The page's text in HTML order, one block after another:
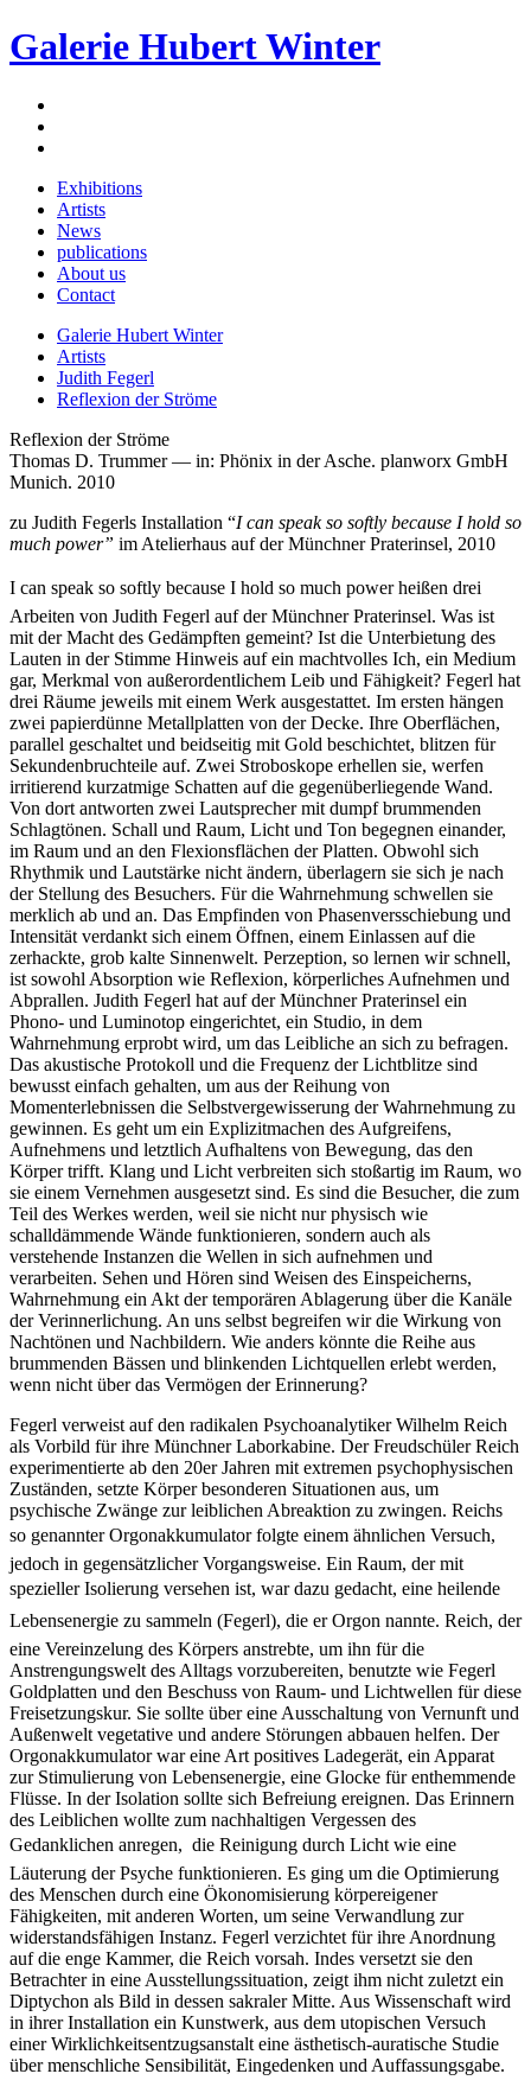
Galerie Hubert Winter
Exhibitions
Artists
News
publications
About us
Contact
Galerie Hubert Winter
Artists
Judith Fegerl
Reflexion der Ströme
Reflexion der Ströme
Thomas D. Trummer — in: Phönix in der Asche. planworx GmbH
Munich. 2010
zu Judith Fegerls Installation “I can speak so softly because I hold so
much power” im Atelierhaus auf der Münchner Praterinsel, 2010
I can speak so softly because I hold so much power heißen drei
Arbeiten von Judith Fegerl auf der Münchner Praterinsel. Was ist
mit der Macht des Gedämpften gemeint? Ist die Unterbietung des
Lauten in der Stimme Hinweis auf ein machtvolles Ich, ein Medium
gar, Merkmal von außerordentlichem Leib und Fähigkeit? Fegerl hat
drei Räume jeweils mit einem Werk ausgestattet. Im ersten hängen
zwei papierdünne Metallplatten von der Decke. Ihre Oberflächen,
parallel geschaltet und beidseitig mit Gold beschichtet, blitzen für
Sekundenbruchteile auf. Zwei Stroboskope erhellen sie, werfen
irritierend kurzatmige Schatten auf die gegenüberliegende Wand.
Von dort antworten zwei Lautsprecher mit dumpf brummenden
Schlagtönen. Schall und Raum, Licht und Ton begegnen einander,
im Raum und an den Flexionsflächen der Platten. Obwohl sich
Rhythmik und Lautstärke nicht ändern, überlagern sie sich je nach
der Stellung des Besuchers. Für die Wahrnehmung schwellen sie
merklich ab und an. Das Empfinden von Phasenversschiebung und
Intensität verdankt sich einem Öffnen, einem Einlassen auf die
zerhackte, grob kalte Sinnenwelt. Perzeption, so lernen wir schnell,
ist sowohl Absorption wie Reflexion, körperliches Aufnehmen und
Abprallen. Judith Fegerl hat auf der Münchner Praterinsel ein
Phono- und Luminotop eingerichtet, ein Studio, in dem
Wahrnehmung erprobt wird, um das Leibliche an sich zu befragen.
Das akustische Protokoll und die Frequenz der Lichtblitze sind
bewusst einfach gehalten, um aus der Reihung von
Momenterlebnissen die Selbstvergewisserung der Wahrnehmung zu
gewinnen. Es geht um ein Explizitmachen des Aufgreifens,
Aufnehmens und letztlich Aufhaltens von Bewegung, das den
Körper trifft. Klang und Licht verbreiten sich stoßartig im Raum, wo
sie einem Vernehmen ausgesetzt sind. Es sind die Besucher, die zum
Teil des Werkes werden, weil sie nicht nur physisch wie
schalldämmende Wände funktionieren, sondern auch als
verstehende Instanzen die Wellen in sich aufnehmen und
verarbeiten. Sehen und Hören sind Weisen des Einspeicherns,
Wahrnehmung ein Akt der temporären Ablagerung über die Kanäle
der Verinnerlichung. An uns selbst begreifen wir die Wirkung von
Nachtönen und Nachbildern. Wie anders könnte die Reihe aus
brummenden Bässen und blinkenden Lichtquellen erlebt werden,
wenn nicht über das Vermögen der Erinnerung?
Fegerl verweist auf den radikalen Psychoanalytiker Wilhelm Reich
als Vorbild für ihre Münchner Laborkabine. Der Freudschüler Reich
experimentierte ab den 20er Jahren mit extremen psychophysischen
Zuständen, setzte Körper besonderen Situationen aus, um
psychische Zwänge zur leiblichen Abreaktion zu zwingen. Reichs
so genannter Orgonakkumulator folgte einem ähnlichen Versuch,
jedoch in gegensätzlicher Vorgangsweise. Ein Raum, der mit
spezieller Isolierung versehen ist, war dazu gedacht, eine heilende
Lebensenergie zu sammeln (Fegerl), die er Orgon nannte. Reich, der
eine Vereinzelung des Körpers anstrebte, um ihn für die
Anstrengungswelt des Alltags vorzubereiten, benutzte wie Fegerl
Goldplatten und den Beschuss von Raum- und Lichtwellen für diese
Freisetzungskur. Sie sollte über eine Ausschaltung von Vernunft und
Außenwelt vegetative und andere Störungen abbauen helfen. Der
Orgonakkumulator war eine Art positives Ladegerät, ein Apparat
zur Stimulierung von Lebensenergie, eine Glocke für enthemmende
Flüsse. In der Isolation sollte sich Befreiung ereignen. Das Erinnern
des Leiblichen wollte zum nachhaltigen Vergessen des
Gedanklichen anregen,  die Reinigung durch Licht wie eine
Läuterung der Psyche funktionieren. Es ging um die Optimierung
des Menschen durch eine Ökonomisierung körpereigener
Fähigkeiten, mit anderen Worten, um seine Verwandlung zur
widerstandsfähigen Instanz. Fegerl verzichtet für ihre Anordnung
auf die enge Kammer, die Reich vorsah. Indes versetzt sie den
Betrachter in eine Ausstellungssituation, zeigt ihm nicht zuletzt ein
Diptychon als Bild in dessen sakraler Mitte. Aus Wissenschaft wird
in ihrer Installation ein Kunstwerk, aus dem utopischen Versuch
einer Wirklichkeitsentzugsanstalt eine ästhetisch-auratische Studie
über menschliche Sensibilität, Eingedenken und Auffassungsgabe.